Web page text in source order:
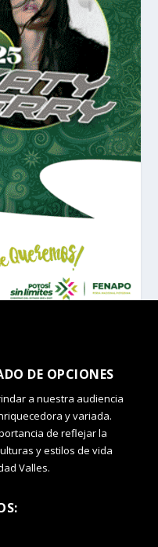
DE OPCIONES
a nuestra audiencia
y variada.
de reflejar la
y estilos de vida
Valles.